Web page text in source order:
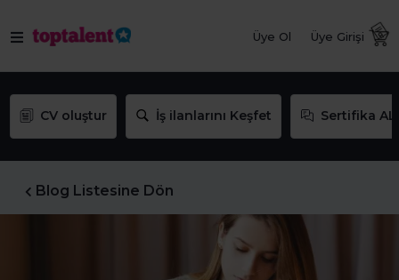
Üye Ol Üye Girişi
CV oluştur İş ilanlarını Keşfet Sertifika AL
Blog Listesine Dön